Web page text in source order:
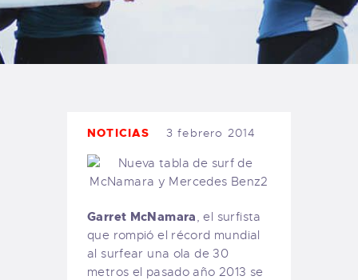
TIENDA FAMILY SURFERS
WEBCAM SALINAS
PEDIDOS
NOTICIAS 3 febrero 2014
Garret McNamara , el surfista
que rompió el récord mundial
al surfear una ola de 30
metros el pasado año 2013 se